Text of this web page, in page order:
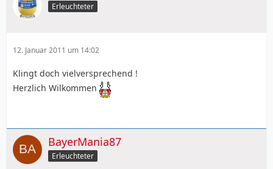
Erleuchteter
12. Januar 2011 um 14:02
Klingt doch vielversprechend !
Herzlich Wilkommen
BayerMania87
Erleuchteter